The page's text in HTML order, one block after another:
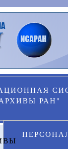
РАН"